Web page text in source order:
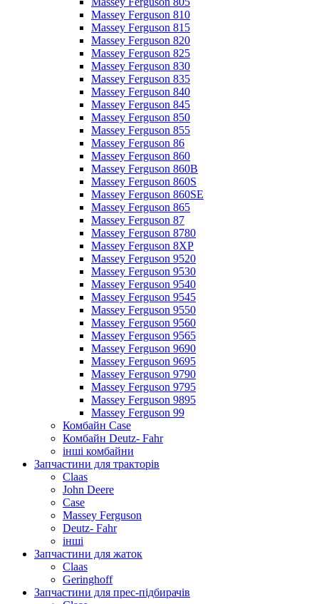
Massey Ferguson 810
Massey Ferguson 815
Massey Ferguson 820
Massey Ferguson 825
Massey Ferguson 830
Massey Ferguson 835
Massey Ferguson 840
Massey Ferguson 845
Massey Ferguson 850
Massey Ferguson 855
Massey Ferguson 86
Massey Ferguson 860
Massey Ferguson 860B
Massey Ferguson 860S
Massey Ferguson 860SE
Massey Ferguson 865
Massey Ferguson 87
Massey Ferguson 8780
Massey Ferguson 8XP
Massey Ferguson 9520
Massey Ferguson 9530
Massey Ferguson 9540
Massey Ferguson 9545
Massey Ferguson 9550
Massey Ferguson 9560
Massey Ferguson 9565
Massey Ferguson 9690
Massey Ferguson 9695
Massey Ferguson 9790
Massey Ferguson 9795
Massey Ferguson 9895
Massey Ferguson 99
Комбайн Case
Комбайн Deutz- Fahr
інші комбайни
Запчастини для тракторів
Claas
John Deere
Case
Massey Ferguson
Deutz- Fahr
інші
Запчастини для жаток
Claas
Geringhoff
Запчастини для прес-підбирачів